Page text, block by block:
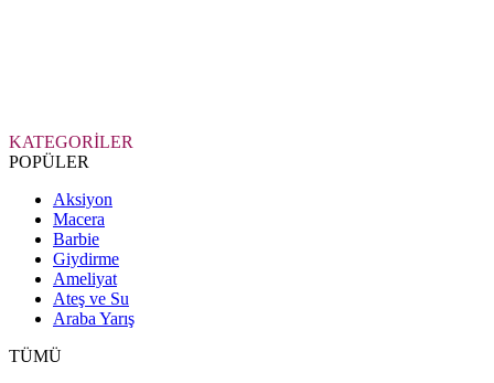
KATEGORİLER
POPÜLER
Aksiyon
Macera
Barbie
Giydirme
Ameliyat
Ateş ve Su
Araba Yarış
TÜMÜ